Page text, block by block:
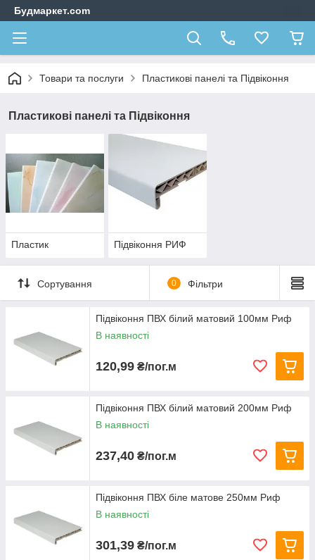
Будмаркет.com
Товари та послуги Пластикові панелі та Підвіконня
Пластикові панелі та Підвіконня
Пластик Підвіконня РИФ
Сортування 0 Фільтри
Підвіконня ПВХ білий матовий 100мм Риф
В наявності
120,99 ₴/пог.м
Підвіконня ПВХ білий матовий 200мм Риф
В наявності
237,40 ₴/пог.м
Підвіконня ПВХ біле матове 250мм Риф
В наявності
301,39 ₴/пог.м